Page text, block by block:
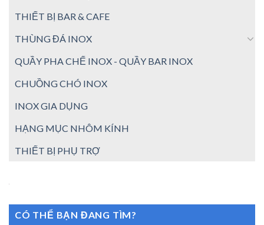
THIẾT BỊ BAR & CAFE
THÙNG ĐÁ INOX
QUẦY PHA CHẾ INOX - QUẦY BAR INOX
CHUỒNG CHÓ INOX
INOX GIA DỤNG
HẠNG MỤC NHÔM KÍNH
THIẾT BỊ PHỤ TRỢ
CÓ THỂ BẠN ĐANG TÌM?